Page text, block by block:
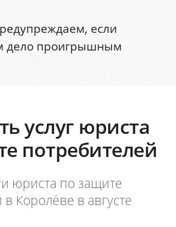
если
дело проигрышным
услуг юриста
потребителей
юриста по защите
Королёве в августе